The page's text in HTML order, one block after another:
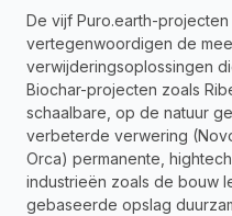
De vijf Puro.earth-
vertegenwoordigen de
verwijderingsoplossingen
Biochar-projecten zoals
schaalbare, op de natuur
verbeterde verwering
Orca) permanente,
industrieën zoals de bouw
gebaseerde opslag